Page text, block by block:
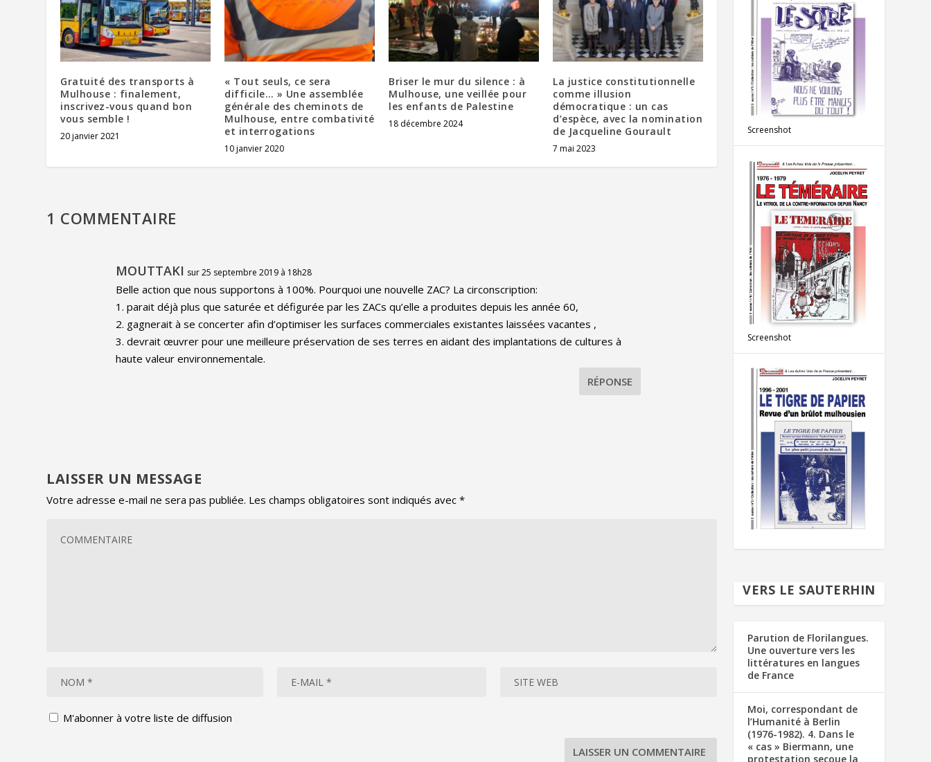
Gratuité des transports à
Mulhouse : finalement,
inscrivez-vous quand bon
vous semble !
20 janvier 2021
« Tout seuls, ce sera
difficile… » Une assemblée
générale des cheminots de
Mulhouse, entre combativité
et interrogations
10 janvier 2020
Briser le mur du silence : à
Mulhouse, une veillée pour
les enfants de Palestine
18 décembre 2024
La justice constitutionnelle
comme illusion
démocratique : un cas
d’espèce, avec la nomination
de Jacqueline Gourault
7 mai 2023
1 COMMENTAIRE
MOUTTAKI sur 25 septembre 2019 à 18h28
Belle action que nous supportons à 100%. Pourquoi une nouvelle ZAC? La circonscription:
1. parait déjà plus que saturée et défigurée par les ZACs qu’elle a produites depuis les année 60,
2. gagnerait à se concerter afin d’optimiser les surfaces commerciales existantes laissées vacantes ,
3. devrait œuvrer pour une meilleure préservation de ses terres en aidant des implantations de cultures à
haute valeur environnementale.
RÉPONSE
LAISSER UN MESSAGE
Votre adresse e-mail ne sera pas publiée. Les champs obligatoires sont indiqués avec*
M'abonner à votre liste de diffusion
Screenshot
Screenshot
VERS LE SAUTERHIN
Parution de Florilangues.
Une ouverture vers les
littératures en langues
de France
Moi, correspondant de
l’Humanité à Berlin
(1976-1982). 4. Dans le
« cas » Biermann, une
protestation secoue la